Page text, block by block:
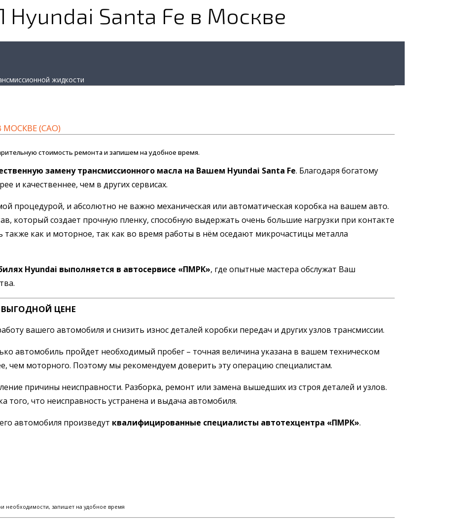
Santa Fe в Москве
жидкости
стоимость ремонта и запишем на удобное время.
МОСКВЕ (САО)
замену трансмиссионного масла на Вашем Hyundai Santa Fe. Благодаря богатому
и качественнее, чем в других сервисах.
процедурой, и абсолютно не важно механическая или автоматическая коробка на вашем авто.
который создает прочную пленку, способную выдержать очень большие нагрузки при контакте
как и моторное, так как во время работы в нём оседают микрочастицы металла
Hyundai выполняется в автосервисе «ПМРК», где опытные мастера обслужат Ваш
ЦЕНЕ
вашего автомобиля и снизить износ деталей коробки передач и других узлов трансмиссии.
автомобиль пройдет необходимый пробег – точная величина указана в вашем техническом
чем моторного. Поэтому мы рекомендуем доверить эту операцию специалистам.
причины неисправности. Разборка, ремонт или замена вышедших из строя деталей и узлов.
того, что неисправность устранена и выдача автомобиля.
автомобиля произведут квалифицированные специалисты автотехцентра «ПМРК».
необходимости, запишет на удобное время